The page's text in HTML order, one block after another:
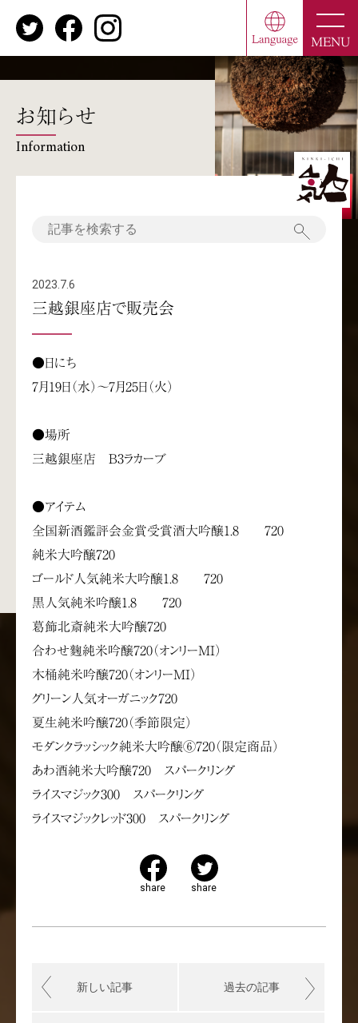
MENU
お知らせ
Information
2023.7.6
三越銀座店で販売会
●日にち
7月19日（水）～7月25日（火）
●場所
三越銀座店 B3ラカーブ
●アイテム
全国新酒鑑評会金賞受賞酒大吟醸1.8 720
純米大吟醸720
ゴールド人気純米大吟醸1.8 720
黒人気純米吟醸1.8 720
葛飾北斎純米大吟醸720
合わせ麴純米吟醸720（オンリーMI）
木桶純米吟醸720（オンリーMI）
グリーン人気オーガニック720
夏生純米吟醸720（季節限定）
モダンクラッシック純米大吟醸⑥720（限定商品）
あわ酒純米大吟醸720 スパークリング
ライスマジック300 スパークリング
ライスマジックレッド300 スパークリング
share share
新しい記事 過去の記事